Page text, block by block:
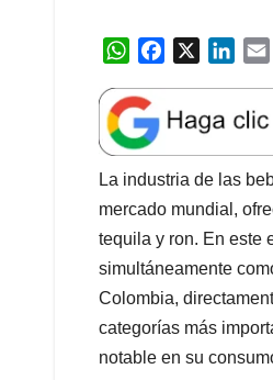
W
a
t
s
A
p
p
e
b
o
o
k
k
e
d
I
n
La industria de las
mercado mundial,
tequila y ron. En este
simultáneamente
Colombia,
categorías más
notable en su